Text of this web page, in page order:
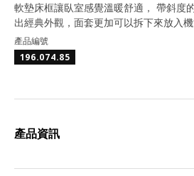
軟墊床框讓臥室感覺溫暖舒適， 帶斜度
出經典外觀，面套更加可以拆下來放入
產品編號
196.074.85
產品資訊